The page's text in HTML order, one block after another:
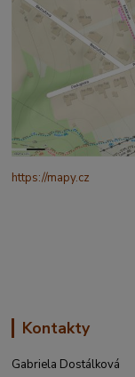
https://mapy.cz
Kontakty
Gabriela Dostálková